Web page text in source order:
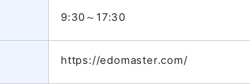
9:30～17:30
https://edomaster.com/